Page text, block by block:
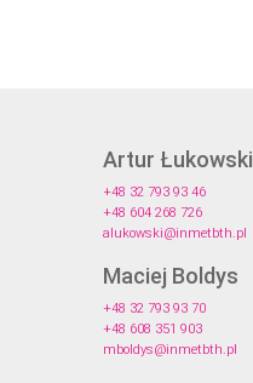
Artur Łukowski
+48 32 793 93 46
+48 604 268 726
alukowski@inmetbth.pl
Maciej Boldys
+48 32 793 93 70
+48 608 351 903
mboldys@inmetbth.pl